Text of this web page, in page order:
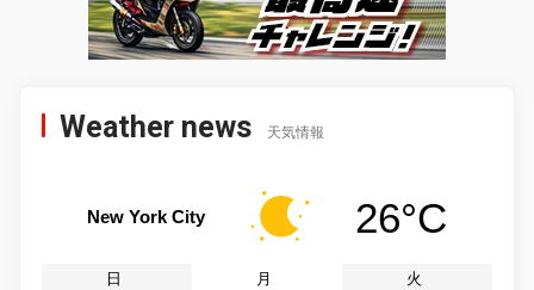
Weather news 天気情報
New York City 26°C
日 月 火